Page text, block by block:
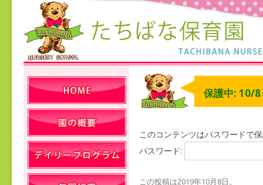
保護中: 10/8
このコンテンツはパスワードで
パスワード:
この投稿は2019年10月8日。